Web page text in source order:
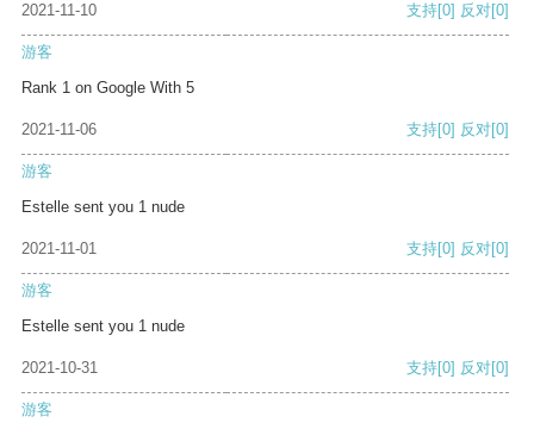
2021-11-10 支持[0] 反对[0]
游客
Rank 1 on Google With 5
2021-11-06 支持[0] 反对[0]
游客
Estelle sent you 1 nude
2021-11-01 支持[0] 反对[0]
游客
Estelle sent you 1 nude
2021-10-31 支持[0] 反对[0]
游客